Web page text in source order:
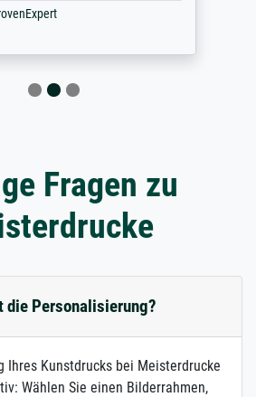
Fragen zu
die Personalisierung?
Ihres Kunstdrucks bei Meisterdrucke
Wählen Sie einen Bilderrahmen,